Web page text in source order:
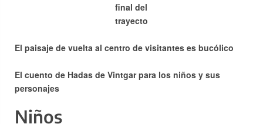
final del
trayecto
El paisaje de vuelta al centro de visitantes es bucólico
El cuento de Hadas de Vintgar para los niños y sus
personajes
Niños